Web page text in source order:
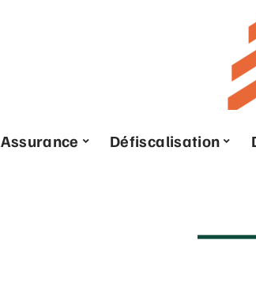
Assurance Défiscalisation